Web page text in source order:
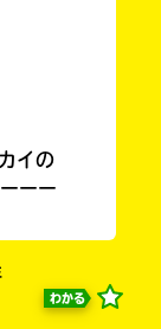
イの
ーー
わかる